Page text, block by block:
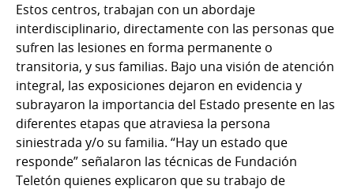
Estos centros, trabajan con un abordaje
interdisciplinario, directamente con las personas que
sufren las lesiones en forma permanente o
transitoria, y sus familias. Bajo una visión de atención
integral, las exposiciones dejaron en evidencia y
subrayaron la importancia del Estado presente en las
diferentes etapas que atraviesa la persona
siniestrada y/o su familia. “Hay un estado que
responde” señalaron las técnicas de Fundación
Teletón quienes explicaron que su trabajo de